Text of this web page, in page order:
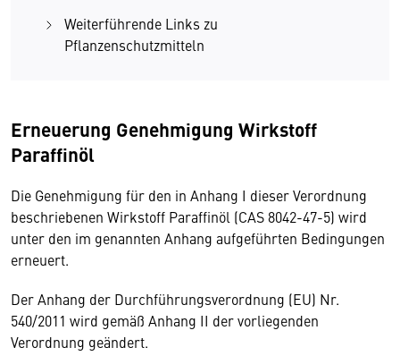
Weiterführende Links zu
Pflanzenschutzmitteln
Erneuerung Genehmigung Wirkstoff
Paraffinöl
Die Genehmigung für den in Anhang I dieser Verordnung
beschriebenen Wirkstoff Paraffinöl (CAS 8042-47-5) wird
unter den im genannten Anhang aufgeführten Bedingungen
erneuert.
Der Anhang der Durchführungsverordnung (EU) Nr.
540/2011 wird gemäß Anhang II der vorliegenden
Verordnung geändert.